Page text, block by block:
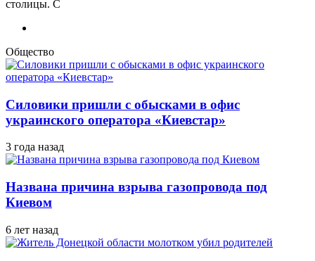
столицы. С
Общество
Силовики пришли с обысками в офис
украинского оператора «Киевстар»
3 года назад
Названа причина взрыва газопровода под
Киевом
6 лет назад